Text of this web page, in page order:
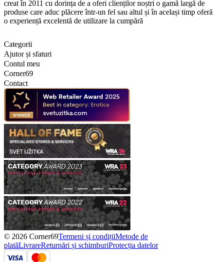
creat în 2011 cu dorința de a oferi clienților noștri o gamă largă de
produse care aduc plăcere într-un fel sau altul și în același timp oferă
o experiență excelentă de utilizare la cumpără
Categorii
Ajutor și sfaturi
Contul meu
Corner69
Contact
© 2026 Corner69Termeni și condițiiMetode de
platăLivrareReturnări și schimburiProtecția datelor